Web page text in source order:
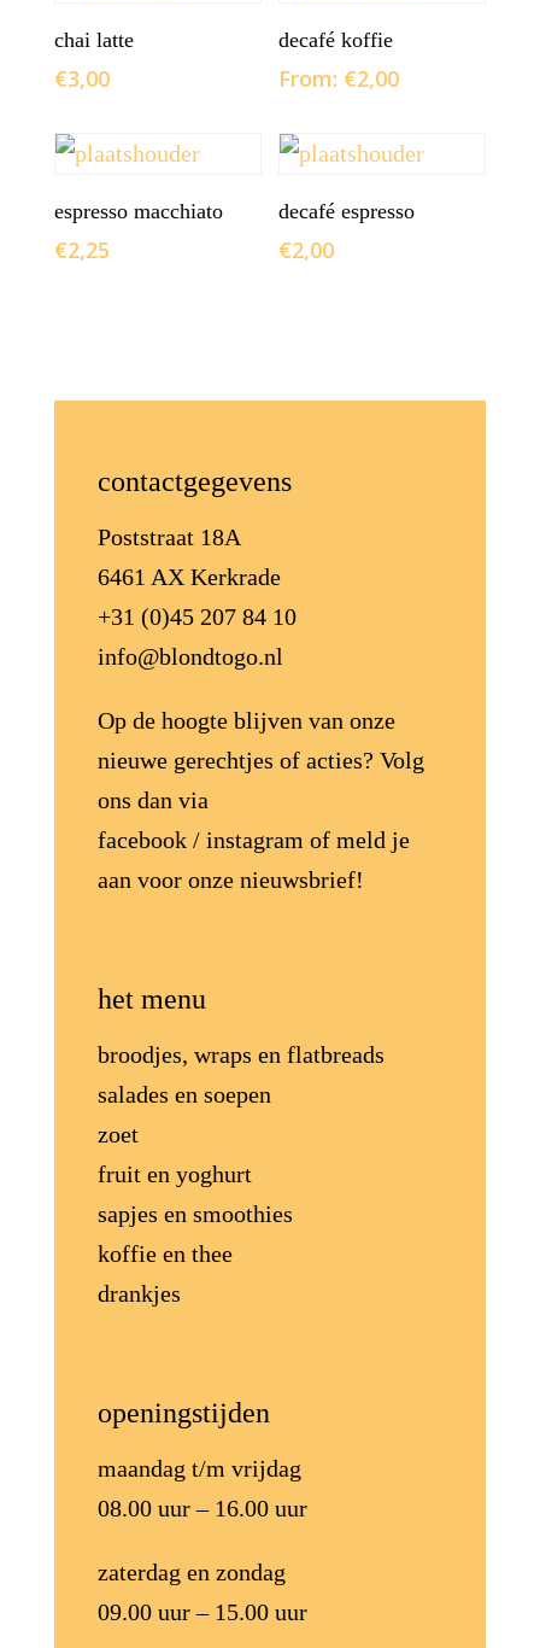
toevoegen aan
chai latte
€3,00
opties selecteren
decafé koffie
From: €2,00
toevoegen aan
espresso macchiato
€2,25
toevoegen aan
winkelwagen
decafé espresso
€2,00
contactgegevens
Poststraat 18A
6461 AX Kerkrade
+31 (0)45 207 84 10
info@blondtogo.nl
Op de hoogte blijven van onze
nieuwe gerechtjes of acties? Volg
ons dan via
facebook/ instagram of meld je
aan voor onze nieuwsbrief!
het menu
broodjes, wraps en flatbreads
salades en soepen
zoet
fruit en yoghurt
sapjes en smoothies
koffie en thee
drankjes
openingstijden
maandag t/m vrijdag
08.00 uur – 16.00 uur
zaterdag en zondag
09.00 uur – 15.00 uur